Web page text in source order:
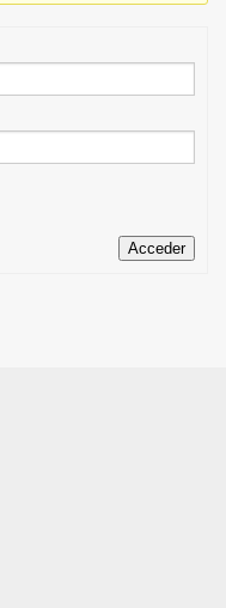
Acceder